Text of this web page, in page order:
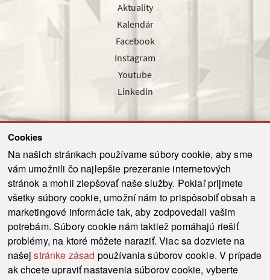
Cookies
Na našich stránkach používame súbory cookie, aby sme
vám umožnili čo najlepšie prezeranie internetových
stránok a mohli zlepšovať naše služby. Pokiaľ prijmete
všetky súbory cookie, umožní nám to prispôsobiť obsah a
marketingové informácie tak, aby zodpovedali vašim
potrebám. Súbory cookie nám taktiež pomáhajú riešiť
problémy, na ktoré môžete naraziť. Viac sa dozviete na
našejstránke zásad používania súborov cookie. V prípade
ak chcete upraviť nastavenia súborov cookie, vyberte
Aktuality
Kalendár
Facebook
Instagram
Youtube
Linkedin
Odoslať
© 2021-2026 ku.sk. Všetky práva vyhradené. | Ochrana osobných údajov
Vyhlásenie o prístupnosti | Admin